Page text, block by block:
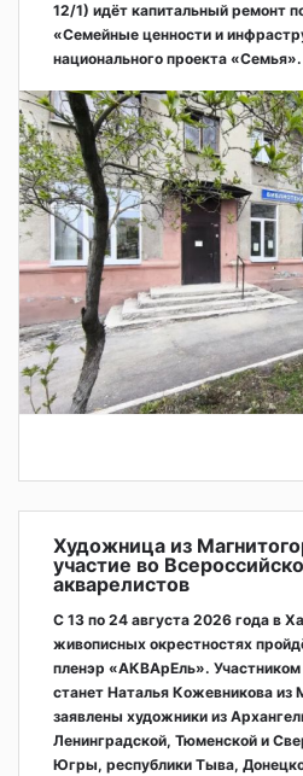
12/1) идёт капитальный ремонт
«Семейные ценности и
национального проекта «Семья».
Художница из
участие во
акварелистов
С 13 по 24 августа 2026 года в
живописных окрестностях
пленэр «АКВАрЕль». Участником
станет Наталья Кожевникова из
заявлены художники из
Ленинградской, Тюменской и
Югры, республики Тыва,